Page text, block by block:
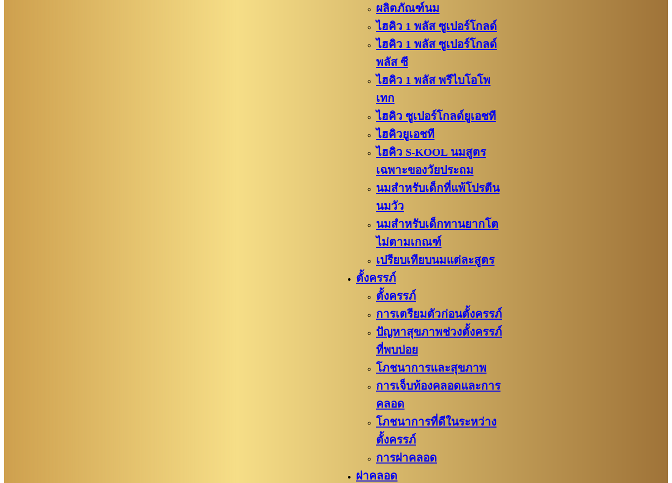
ผลิตภัณฑ์นม
ไฮคิว 1 พลัส ซูเปอร์โกลด์
ไฮคิว 1 พลัส ซูเปอร์โกลด์
พลัส ซี
ไฮคิว​ 1 พลัส พรีไบโอโพ
เทก
ไฮคิว​​ ซูเปอร์โกลด์ยูเอชที
ไฮคิวยูเอชที
ไฮคิว S-KOOL นมสูตร
เฉพาะของวัยประถม
นมสำหรับเด็กที่แพ้โปรตีน
นมวัว
นมสำหรับเด็กทานยากโต
ไม่ตามเกณฑ์
เปรียบเทียบนมแต่ละสูตร
ตั้งครรภ์
ตั้งครรภ์
การเตรียมตัวก่อนตั้งครรภ์​
ปัญหาสุขภาพช่วงตั้งครรภ์
ที่พบบ่อย
โภชนาการและสุขภาพ
การเจ็บท้องคลอดและการ
คลอด
โภชนาการที่ดีในระหว่าง
ตั้งครรภ์
การผ่าคลอด
ผ่าคลอด